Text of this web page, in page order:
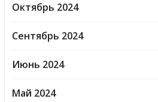
Октябрь 2024
Сентябрь 2024
Июнь 2024
Май 2024